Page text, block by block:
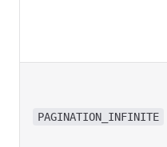
PAGINATION_INFINITE